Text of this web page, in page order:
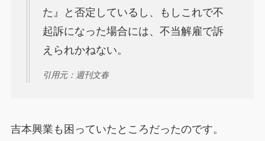
た』と否定しているし、もしこれで不
起訴になった場合には、不当解雇で訴
えられかねない。
引用元：週刊文春
吉本興業も困っていたところだったのです。